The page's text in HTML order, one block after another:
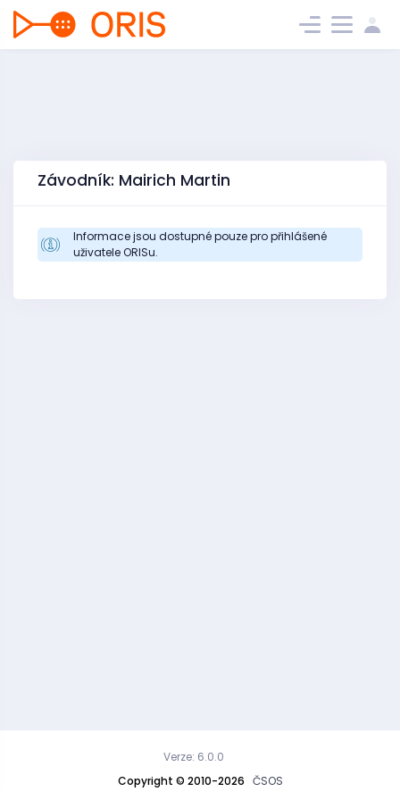
Závodník: Mairich Martin
Informace jsou dostupné pouze pro přihlášené
uživatele ORISu.
Copyright © 2010-2026 ČSOS
Verze: 6.0.0